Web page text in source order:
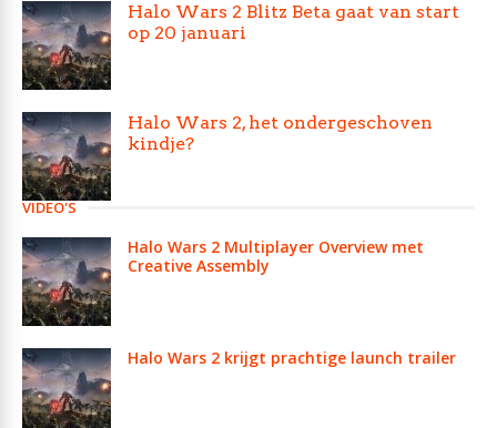
Halo Wars 2 Blitz Beta gaat van start
op 20 januari
Halo Wars 2, het ondergeschoven
kindje?
VIDEO'S
Halo Wars 2 Multiplayer Overview met
Creative Assembly
Halo Wars 2 krijgt prachtige launch trailer